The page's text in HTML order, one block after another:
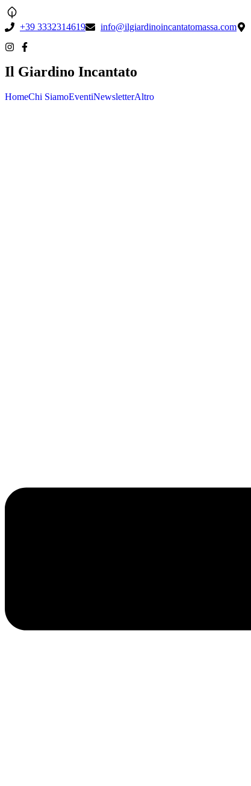
+39 3332314619 info@ilgiardinoincantatomassa.com
Il Giardino Incantato
HomeChi SiamoEventiNewsletterAltro